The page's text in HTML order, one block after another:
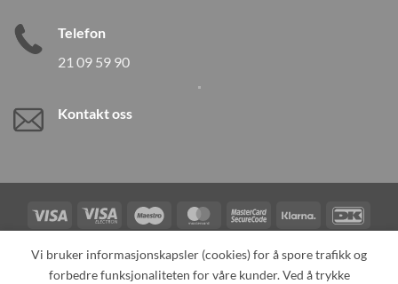
Telefon
21 09 59 90
Kontakt oss
Visa
Visa
Electron
Maestro MasterCardMasterCard
2
Klarna
Card
TILBAKEKALLINGER KONTAKT OSS OM OSS
Vi bruker informasjonskapsler (cookies) for å spore trafikk og
forbedre funksjonaliteten for våre kunder. Ved å trykke